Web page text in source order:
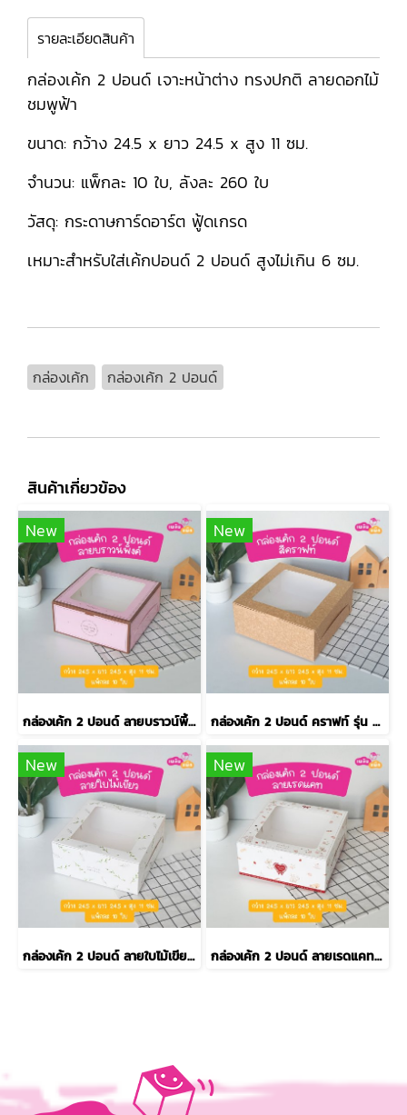
รายละเอียดสินค้า
กล่องเค้ก 2 ปอนด์ เจาะหน้าต่าง ทรงปกติ ลายดอกไม้
ชมพูฟ้า
ขนาด: กว้าง 24.5 x ยาว 24.5 x สูง 11 ซม.
จำนวน: แพ็กละ 10 ใบ, ลังละ 260 ใบ
วัสดุ: กระดาษการ์ดอาร์ต ฟู้ดเกรด
เหมาะสำหรับใส่เค้กปอนด์ 2 ปอนด์ สูงไม่เกิน 6 ซม.
กล่องเค้ก กล่องเค้ก 2 ปอนด์
สินค้าเกี่ยวข้อง
New
กล่องเค้ก 2 ปอนด์ ลายบราวน์พิ้งค์ รุ่น EASY
New
กล่องเค้ก 2 ปอนด์ คราฟท์ รุ่น EASY
New
กล่องเค้ก 2 ปอนด์ ลายใบไม้เขียว รุ่น EASY
New
กล่องเค้ก 2 ปอนด์ ลายเรดแคท รุ่น EASY